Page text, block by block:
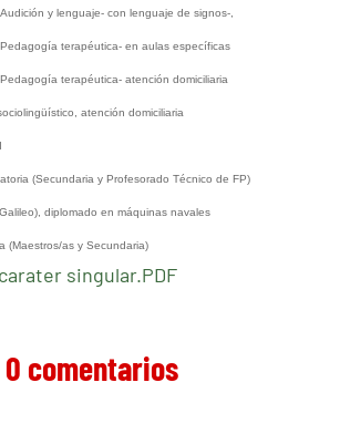
y lenguaje- con lenguaje de signos-,
terapéutica- en aulas específicas
terapéutica- atención domiciliaria
atención domiciliaria
(Secundaria y Profesorado Técnico de FP)
diplomado en máquinas navales
(Maestros/as y Secundaria)
singular.PDF
0 comentarios